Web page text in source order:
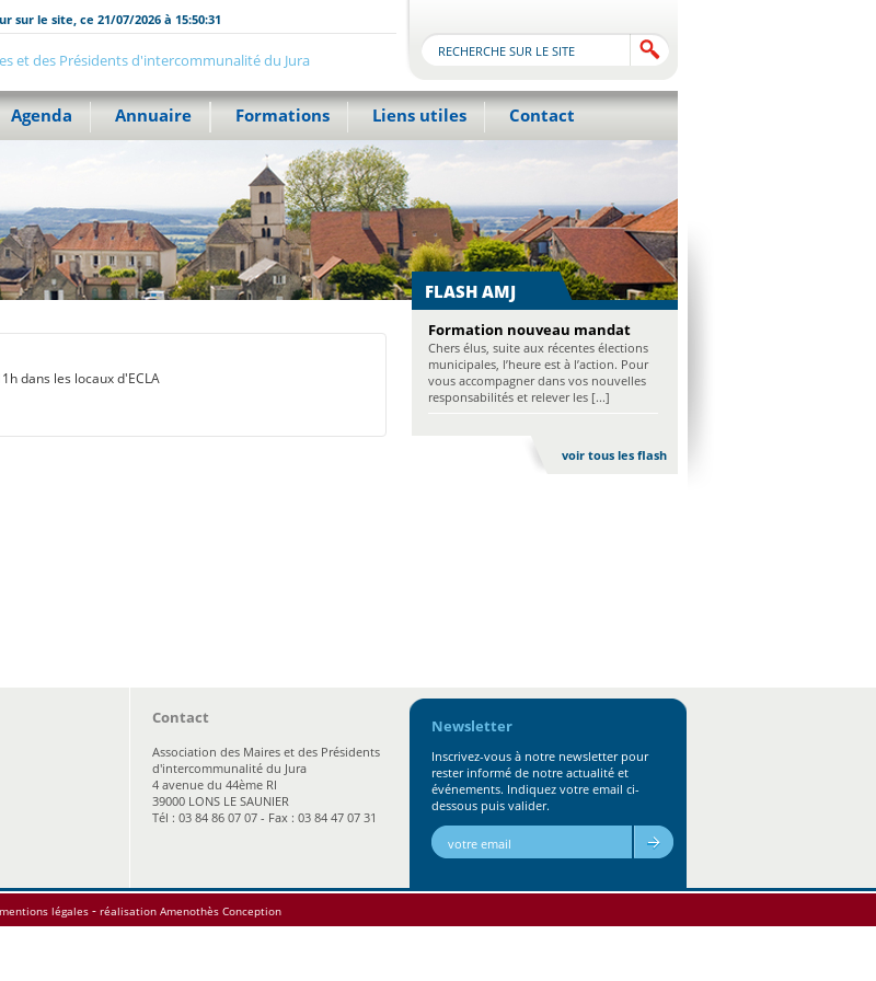
sur le site, ce 21/07/2026 à 15:50:31
et des Présidents d'intercommunalité du Jura
Agenda Annuaire Formations Liens utiles Contact
dans les locaux d'ECLA
FLASH AMJ
Formation nouveau mandat
Chers élus, suite aux récentes élections
municipales, l’heure est à l’action. Pour
vous accompagner dans vos nouvelles
responsabilités et relever les [...]
voir tous les flash
Contact
Association des Maires et des Présidents
d'intercommunalité du Jura
4 avenue du 44ème RI
39000 LONS LE SAUNIER
Tél : 03 84 86 07 07 - Fax : 03 84 47 07 31
Newsletter
Inscrivez-vous à notre newsletter pour
rester informé de notre actualité et
événements. Indiquez votre email ci-
dessous puis valider.
mentions légales - réalisation Amenothès Conception